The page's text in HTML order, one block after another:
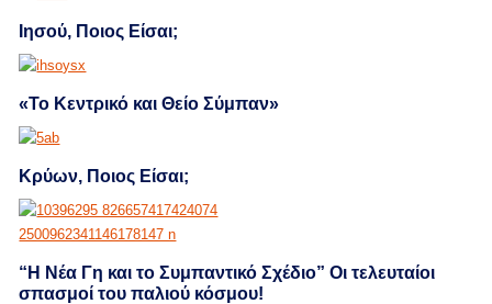
Ιησού, Ποιος Είσαι;
«Το Κεντρικό και Θείο Σύμπαν»
Κρύων, Ποιος Είσαι;
“Η Νέα Γη και το Συμπαντικό Σχέδιο” Οι τελευταίοι
σπασμοί του παλιού κόσμου!